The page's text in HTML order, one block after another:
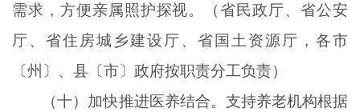
需求，方便亲属照护探视。（省民政厅、省公安
厅、省住房城乡建设厅、省国土资源厅，各市
〔州〕、县〔市〕政府按职责分工负责）
（十）加快推进医养结合。支持养老机构根据